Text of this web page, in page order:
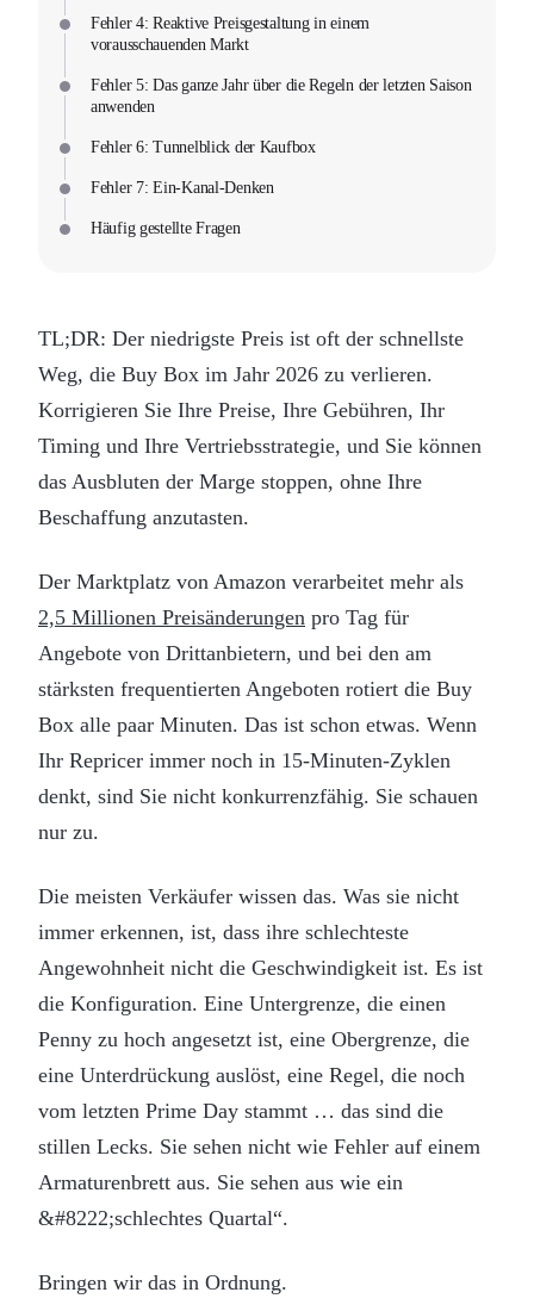
Fehler 4: Reaktive Preisgestaltung in einem
vorausschauenden Markt
Fehler 5: Das ganze Jahr über die Regeln der letzten Saison
anwenden
Fehler 6: Tunnelblick der Kaufbox
Fehler 7: Ein-Kanal-Denken
Häufig gestellte Fragen
TL;DR: Der niedrigste Preis ist oft der schnellste
Weg, die Buy Box im Jahr 2026 zu verlieren.
Korrigieren Sie Ihre Preise, Ihre Gebühren, Ihr
Timing und Ihre Vertriebsstrategie, und Sie können
das Ausbluten der Marge stoppen, ohne Ihre
Beschaffung anzutasten.
Der Marktplatz von Amazon verarbeitet mehr als
2,5 Millionen Preisänderungen pro Tag für
Angebote von Drittanbietern, und bei den am
stärksten frequentierten Angeboten rotiert die Buy
Box alle paar Minuten. Das ist schon etwas. Wenn
Ihr Repricer immer noch in 15-Minuten-Zyklen
denkt, sind Sie nicht konkurrenzfähig. Sie schauen
nur zu.
Die meisten Verkäufer wissen das. Was sie nicht
immer erkennen, ist, dass ihre schlechteste
Angewohnheit nicht die Geschwindigkeit ist. Es ist
die Konfiguration. Eine Untergrenze, die einen
Penny zu hoch angesetzt ist, eine Obergrenze, die
eine Unterdrückung auslöst, eine Regel, die noch
vom letzten Prime Day stammt … das sind die
stillen Lecks. Sie sehen nicht wie Fehler auf einem
Armaturenbrett aus. Sie sehen aus wie ein
&#8222;schlechtes Quartal“.
Bringen wir das in Ordnung.